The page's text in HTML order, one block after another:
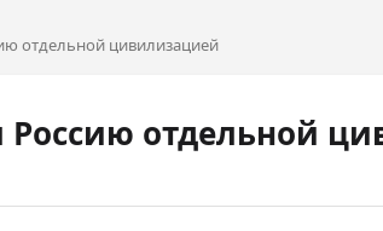
отдельной цивилизацией
Россию отдельной